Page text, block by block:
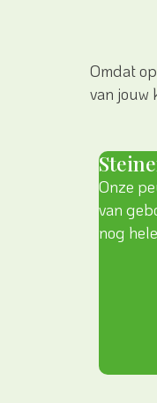
Omdat
van jouw
Onze
van
nog